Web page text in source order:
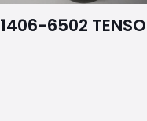
1406-6502